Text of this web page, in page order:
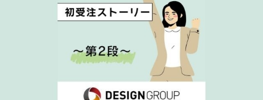
式
会
デ
ザ
ン
の